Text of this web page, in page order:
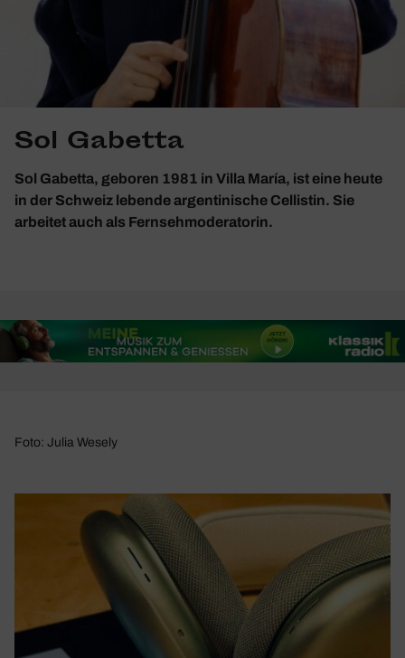
Sol Gabetta
Sol Gabetta, geboren 1981 in Villa María, ist eine heute
in der Schweiz lebende argentinische Cellistin. Sie
arbeitet auch als Fernsehmoderatorin.
Foto: Julia Wesely